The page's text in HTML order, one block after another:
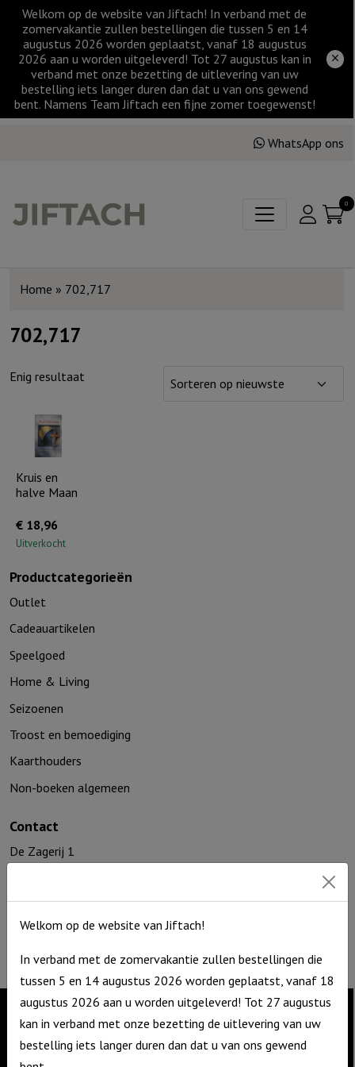
Welkom op de website van Jiftach! In verband met de
zomervakantie zullen bestellingen die tussen 5 en 14
augustus 2026 worden geplaatst, vanaf 18 augustus
2026 aan u worden uitgeleverd! Tot 27 augustus kan in
verband met onze bezetting de uitlevering van uw
bestelling iets langer duren dan dat u van ons gewend
bent. Namens Team Jiftach een fijne zomer toegewenst!
WhatsApp ons
0
Home » 702,717
702,717
Productcategorieën
Outlet
Cadeauartikelen
Speelgoed
Home & Living
Seizoenen
Troost en bemoediging
Kaarthouders
Non-boeken algemeen
Contact
De Zagerij 1
KVK nr: 60086041
BTW nr: NL8537.59.820.B01
Enig resultaat
Kruis en
halve Maan
€ 18,96
Uitverkocht
Contact
Welkom op de website van Jiftach!
In verband met de zomervakantie zullen bestellingen die
tussen 5 en 14 augustus 2026 worden geplaatst, vanaf 18
augustus 2026 aan u worden uitgeleverd! Tot 27 augustus
kan in verband met onze bezetting de uitlevering van uw
bestelling iets langer duren dan dat u van ons gewend